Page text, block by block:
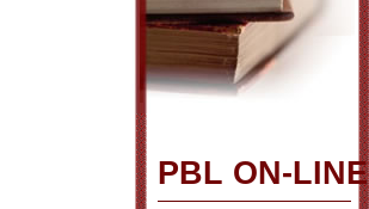
PBL ON-LINE